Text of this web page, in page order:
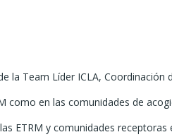
Team Líder ICLA, Coordinación
como en las comunidades de
ETRM y comunidades